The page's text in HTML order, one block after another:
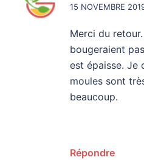
15 NOVEMBRE
Merci du
bougeraient
est épaisse. Je
moules sont
beaucoup.
Répondre